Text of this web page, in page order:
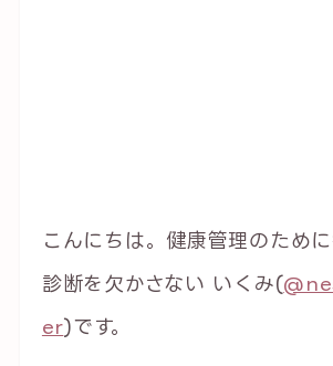
こんにちは。健康管理のため
診断を欠かさない いくみ(
er)です。